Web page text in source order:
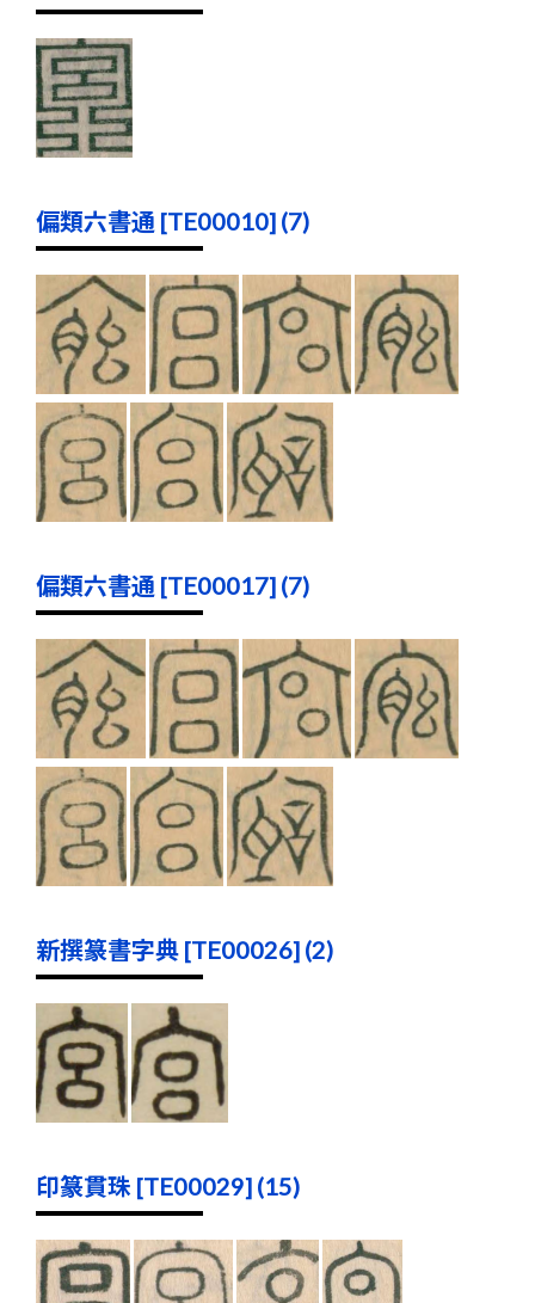
偏類六書通 [TE00010] (7)
偏類六書通 [TE00017] (7)
新撰篆書字典 [TE00026] (2)
印篆貫珠 [TE00029] (15)